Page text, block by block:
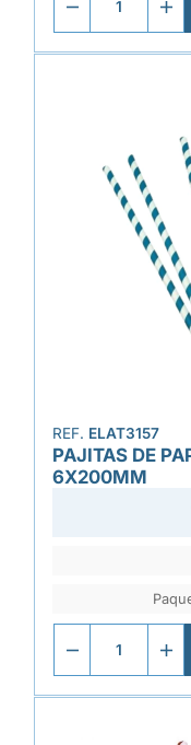
REF. ELAT3157
PAJITAS DE
6X200MM